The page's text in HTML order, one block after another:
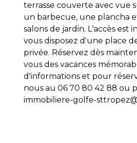
terrasse couverte avec vue
un barbecue, une plancha
salons de jardin. L'accès est
vous disposez d'une place
privée. Réservez dès
vous des vacances
d'informations et pour
nous au 06 70 80 42 88 ou
immobiliere-golfe-